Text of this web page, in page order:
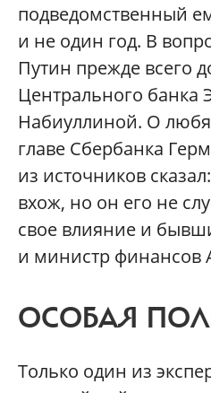
подведомственный
и не один год. В
Путин прежде всего
Центрального банка
Набиуллиной. О
главе Сбербанка
из источников
вхож, но он его не
свое влияние и
и министр финансов
ОСОБАЯ
Только один из